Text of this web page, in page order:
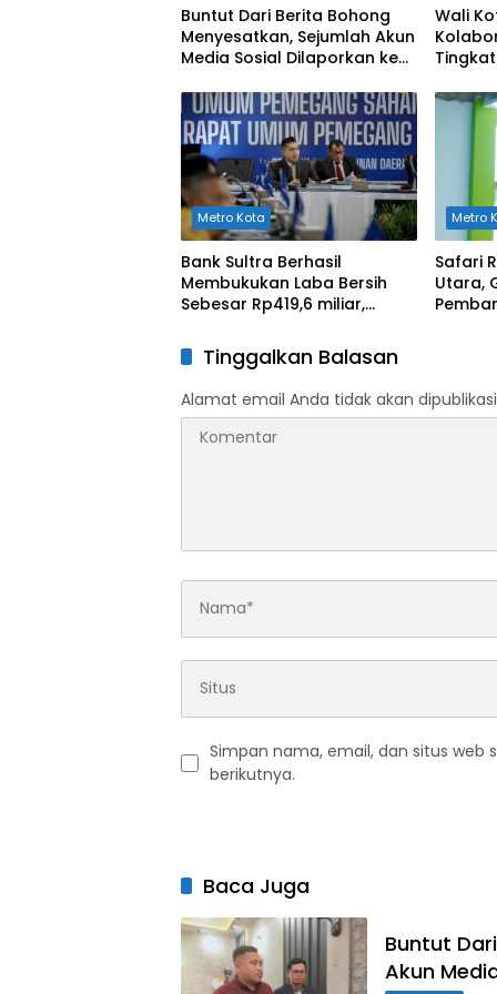
Buntut Dari Berita Bohong
Menyesatkan, Sejumlah Akun
Media Sosial Dilaporkan ke
Wali
Metro Kota
Bank Sultra Berhasil
Membukukan Laba Bersih
Sebesar Rp419,6 miliar,
Capaian Tahun 2024
Metro
Safari
Utara,
Tinggalkan Balasan
Alamat email Anda tidak akan
Simpan nama, email, dan situs
berikutnya.
Baca Juga
Buntut
Akun